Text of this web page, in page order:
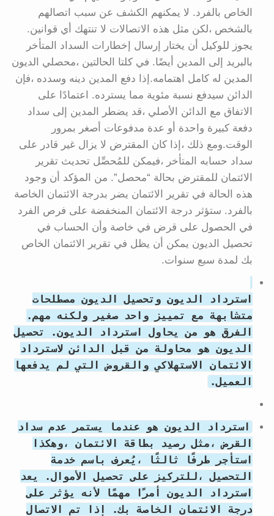
الخاص بالفرد. لا يمكنهم الكشف عن سبب اتصالهم
بالشخص ،لكن مثل هذه الاتصالات لا تنتهك أي قوانين.
يجوز للوكيل أن يختار إرسال إخطارات السداد المتأخر
بالبريد إلى المدين أيضًا. في كلتا الحالتين ،محصلي الديون
المدين له كامل اهتمامه.إذا دفع المدين دينه وسدده ،فإن
الدائن سيدفع نسبة مئوية مما يسترده. اعتمادًا على
الاتفاق مع الدائن الأصلي ،قد يضطر المدين إلى سداد
دفعة كبيرة واحدة أو عدة مدفوعات أصغر بمرور
الوقت.ومع ذلك ،إذا كان المقترض لا يزال غير قادر على
سداد حسابه المتأخر ،فيمكن للمُحصِّل تحديث تقرير
الائتمان للمقترض بحالة “محصل”. من المؤكد أن وجود
هذه الحالة في تقرير الائتمان يضر بدرجة الائتمان الخاصة
بالفرد. ستؤثر درجة الائتمان المنخفضة على فرص الفرد
في الحصول على قرض في خاصة وأن الحساب في
تحصيل الديون يمكن أن يظل في تقرير الائتمان الخاص
بك لمدة سبع سنوات.
استرداد الديون وتحصيل الديون مصطلحات
متشابهة مع تمييز واحد صغير ولكنه مهم.
الفرق هو من يحاول استرداد الديون. تحصيل
الديون هو محاولة من قبل الدائن لاسترداد
الائتمان الاستهلاكي والقروض التي لم يدفعها
العميل.
استرداد الديون هو عندما يستمر عدم سداد
القرض ،مثل رصيد بطاقة الائتمان ،وهكذا
استأجر طرفًا ثالثًا ،يُعرف باسم خدمة
التحصيل ،للتركيز على تحصيل الأموال. يعد
استرداد الديون أمرًا مهمًا لأنه يؤثر على
درجة الائتمان الخاصة بك. إذا تم الاتصال